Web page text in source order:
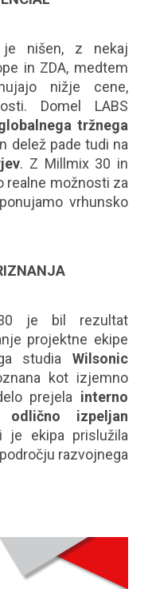
je nišen, z nekaj
in ZDA, medtem
nižje cene,
Domel LABS
tržnega
delež pade tudi na
. Z Millmix 30 in
realne možnosti za
vrhunsko
je bil rezultat
projektne ekipe
studia Wilsonic
kot izjemno
prejela interno
odlično izpeljan
ekipa prislužila
razvojnega